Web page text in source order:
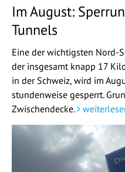
Im August:
Tunnels
Eine der wichtigsten Nord-
der insgesamt knapp 17
in der Schweiz, wird im
stundenweise gesperrt.
Zwischendecke.